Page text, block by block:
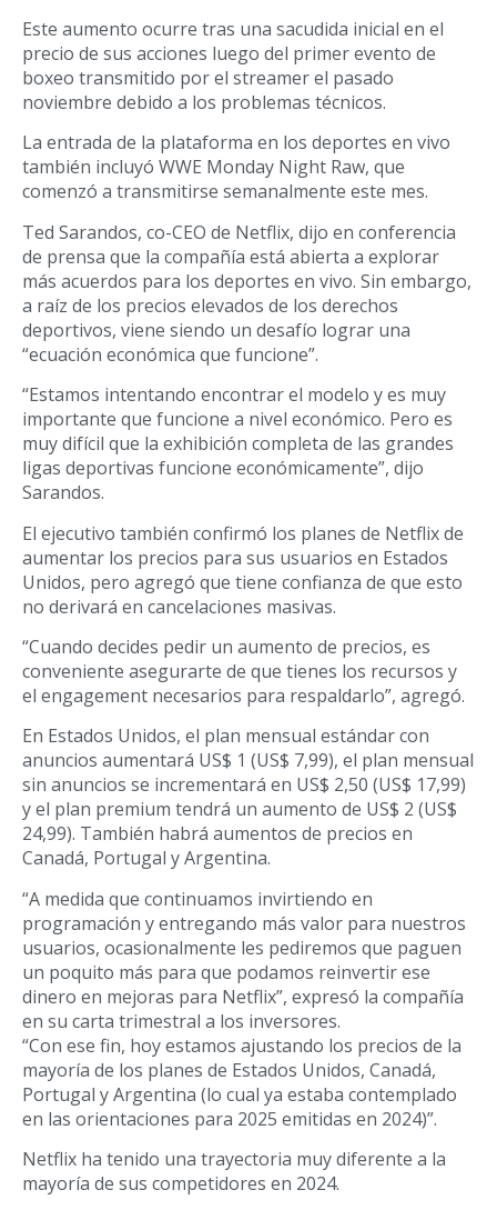
Este aumento ocurre tras una sacudida inicial en el
precio de sus acciones luego del primer evento de
boxeo transmitido por el streamer el pasado
noviembre debido a los problemas técnicos.
La entrada de la plataforma en los deportes en vivo
también incluyó WWE Monday Night Raw, que
comenzó a transmitirse semanalmente este mes.
Ted Sarandos, co-CEO de Netflix, dijo en conferencia
de prensa que la compañía está abierta a explorar
más acuerdos para los deportes en vivo. Sin embargo,
a raíz de los precios elevados de los derechos
deportivos, viene siendo un desafío lograr una
“ecuación económica que funcione”.
“Estamos intentando encontrar el modelo y es muy
importante que funcione a nivel económico. Pero es
muy difícil que la exhibición completa de las grandes
ligas deportivas funcione económicamente”, dijo
Sarandos.
El ejecutivo también confirmó los planes de Netflix de
aumentar los precios para sus usuarios en Estados
Unidos, pero agregó que tiene confianza de que esto
no derivará en cancelaciones masivas.
“Cuando decides pedir un aumento de precios, es
conveniente asegurarte de que tienes los recursos y
el engagement necesarios para respaldarlo”, agregó.
En Estados Unidos, el plan mensual estándar con
anuncios aumentará US$ 1 (US$ 7,99), el plan mensual
sin anuncios se incrementará en US$ 2,50 (US$ 17,99)
y el plan premium tendrá un aumento de US$ 2 (US$
24,99). También habrá aumentos de precios en
Canadá, Portugal y Argentina.
“A medida que continuamos invirtiendo en
programación y entregando más valor para nuestros
usuarios, ocasionalmente les pediremos que paguen
un poquito más para que podamos reinvertir ese
dinero en mejoras para Netflix”, expresó la compañía
en su carta trimestral a los inversores.
“Con ese fin, hoy estamos ajustando los precios de la
mayoría de los planes de Estados Unidos, Canadá,
Portugal y Argentina (lo cual ya estaba contemplado
en las orientaciones para 2025 emitidas en 2024)”.
Netflix ha tenido una trayectoria muy diferente a la
mayoría de sus competidores en 2024.